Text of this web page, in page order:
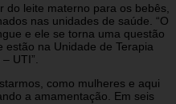
do leite materno para os bebês,
nas unidades de saúde. “O
e ele se torna uma questão
estão na Unidade de Terapia
UTI”.
como mulheres e aqui
a amamentação. Em seis